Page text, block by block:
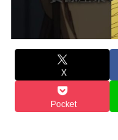
X
Pocket